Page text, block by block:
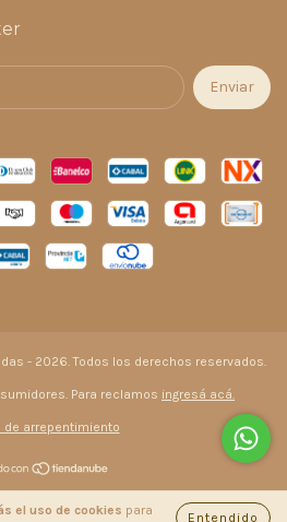
el uso de cookies para
Entendido
- 2026. Todos los derechos reservados.
Para reclamos ingresá acá.
de arrepentimiento